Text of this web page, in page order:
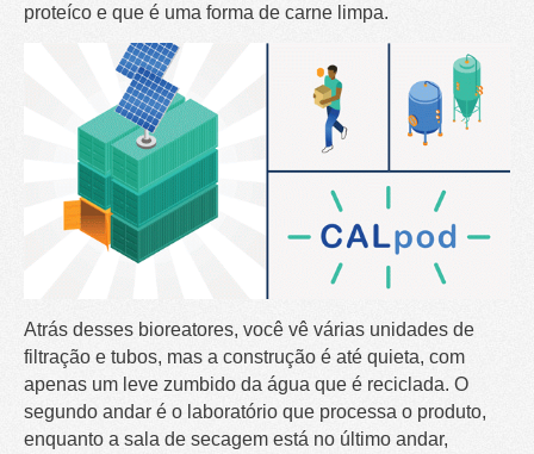
proteíco e que é uma forma de carne limpa.
Atrás desses bioreatores, você vê várias unidades de
filtração e tubos, mas a construção é até quieta, com
apenas um leve zumbido da água que é reciclada. O
segundo andar é o laboratório que processa o produto,
enquanto a sala de secagem está no último andar,